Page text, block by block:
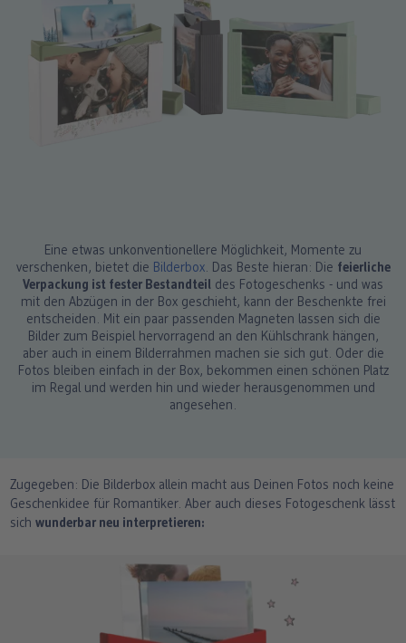
Eine etwas unkonventionellere Möglichkeit, Momente zu
verschenken, bietet die Bilderbox. Das Beste hieran: Die feierliche
Verpackung ist fester Bestandteil des Fotogeschenks - und was
mit den Abzügen in der Box geschieht, kann der Beschenkte frei
entscheiden. Mit ein paar passenden Magneten lassen sich die
Bilder zum Beispiel hervorragend an den Kühlschrank hängen,
aber auch in einem Bilderrahmen machen sie sich gut. Oder die
Fotos bleiben einfach in der Box, bekommen einen schönen Platz
im Regal und werden hin und wieder herausgenommen und
angesehen.
Zugegeben: Die Bilderbox allein macht aus Deinen Fotos noch keine
Geschenkidee für Romantiker. Aber auch dieses Fotogeschenk lässt
sichwunderbar neu interpretieren: